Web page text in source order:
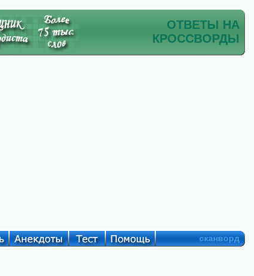
ОТВЕТЫ НА
КРОССВОРДЫ
сканворд